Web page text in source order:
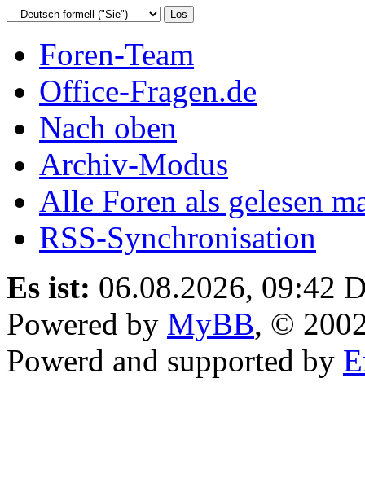
Foren-Team
Office-Fragen.de
Nach oben
Archiv-Modus
Alle Foren als gelesen
RSS-Synchronisation
Es ist: 06.08.2026, 09:42
Powered by MyBB, ©
Powerd and supported by